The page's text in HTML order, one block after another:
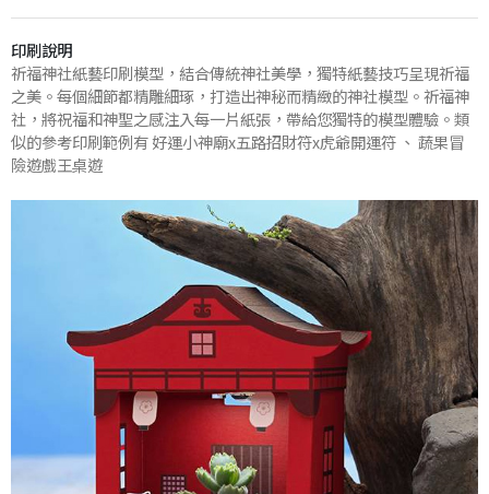
印刷說明
祈福神社紙藝印刷模型，結合傳統神社美學，獨特紙藝技巧呈現祈福
之美。每個細節都精雕細琢，打造出神秘而精緻的神社模型。祈福神
社，將祝福和神聖之感注入每一片紙張，帶給您獨特的模型體驗。類
似的參考印刷範例有好運小神廟x五路招財符x虎爺開運符 、 蔬果冒
險遊戲王桌遊